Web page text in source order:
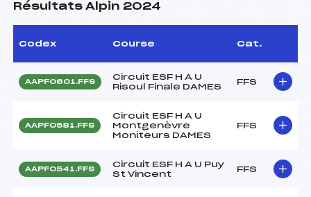
Résultats Alpin 2024
Codex Course Cat.
AAPF0601.FFS
Circuit ESF H A U
Risoul Finale DAMES
FFS
AAPF0581.FFS
Circuit ESF H A U
Montgenèvre
Moniteurs DAMES
FFS
AAPF0541.FFS
Circuit ESF H A U Puy
St Vincent
FFS